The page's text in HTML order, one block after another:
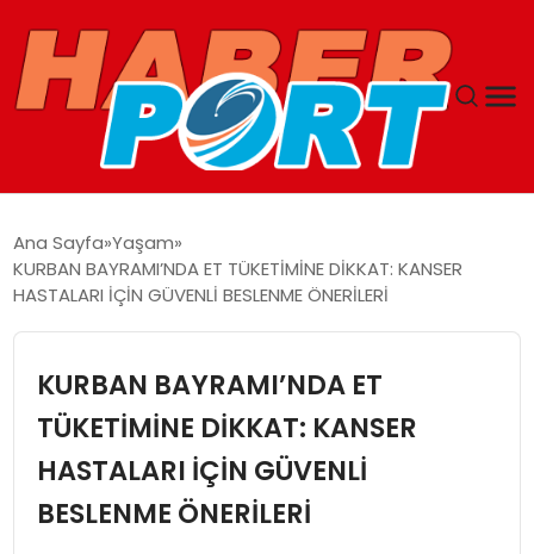
GUNCEL
SAĞLIK
SPOR
Ana Sayfa Yaşam
KURBAN BAYRAMI’NDA ET TÜKETİMİNE DİKKAT: KANSER
HASTALARI İÇİN GÜVENLİ BESLENME ÖNERİLERİ
KURBAN BAYRAMI’NDA ET
TÜKETİMİNE DİKKAT: KANSER
HASTALARI İÇİN GÜVENLİ
BESLENME ÖNERİLERİ